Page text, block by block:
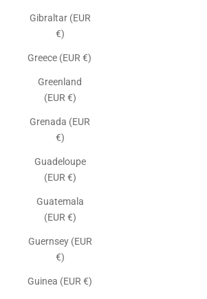
Gibraltar (EUR
€)
Greece (EUR €)
Greenland
(EUR €)
Grenada (EUR
€)
Guadeloupe
(EUR €)
Guatemala
(EUR €)
Guernsey (EUR
€)
Guinea (EUR €)